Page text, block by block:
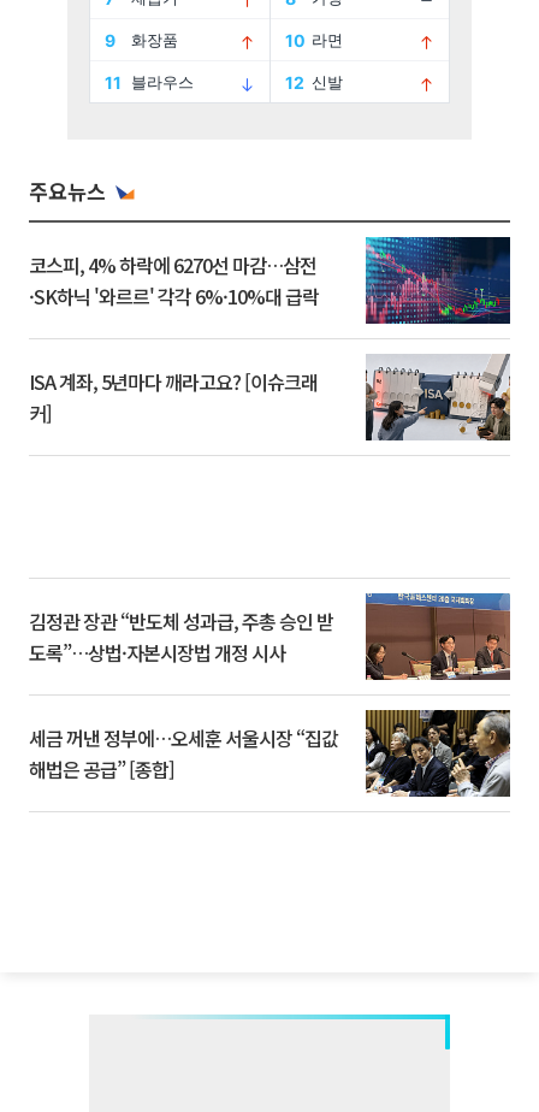
주요뉴스
코스피, 4% 하락에 6270선 마감…삼전
·SK하닉 '와르르' 각각 6%·10%대 급락
ISA 계좌, 5년마다 깨라고요? [이슈크래
커]
김정관 장관 “반도체 성과급, 주총 승인 받
도록”…상법·자본시장법 개정 시사
세금 꺼낸 정부에…오세훈 서울시장 “집값
해법은 공급” [종합]